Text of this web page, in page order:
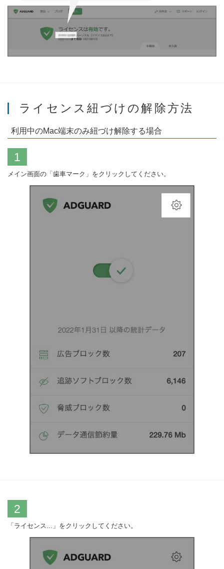
ライセンス紐づけの解除方法
利用中のMac端末のみ紐づけ解除する場合
1
メイン画面の「歯車マーク」をクリックしてください。
2
「ライセンス...」をクリックしてください。